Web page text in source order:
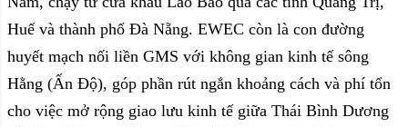
Huế và thành phố Đà Nẵng. EWEC còn là con đường
huyết mạch nối liền GMS với không gian kinh tế sông
Hằng (Ấn Độ), góp phần rút ngắn khoảng cách và phí tổn
cho việc mở rộng giao lưu kinh tế giữa Thái Bình Dương